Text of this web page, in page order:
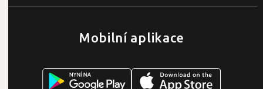
Mobilní aplikace